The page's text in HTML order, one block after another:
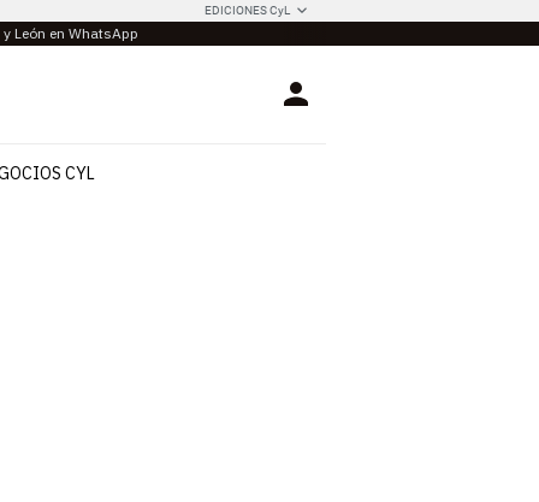
EDICIONES CyL
León en WhatsApp
Login
CYL